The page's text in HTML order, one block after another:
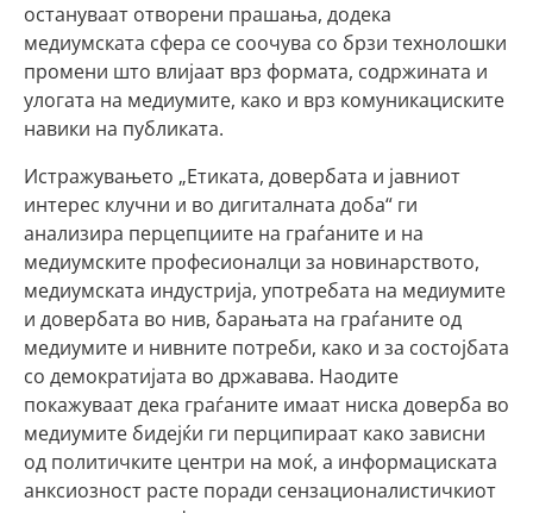
остануваат отворени прашања, додека
медиумската сфера се соочува со брзи технолошки
промени што влијаат врз формата, содржината и
улогата на медиумите, како и врз комуникациските
навики на публиката.
Истражувањето „Етиката, довербата и јавниот
интерес клучни и во дигиталната доба“ ги
анализира перцепциите на граѓаните и на
медиумските професионалци за новинарството,
медиумската индустрија, употребата на медиумите
и довербата во нив, барањата на граѓаните од
медиумите и нивните потреби, како и за состојбата
со демократијата во државава. Наодите
покажуваат дека граѓаните имаат ниска доверба во
медиумите бидејќи ги перципираат како зависни
од политичките центри на моќ, а информациската
анксиозност расте поради сензационалистичкиот